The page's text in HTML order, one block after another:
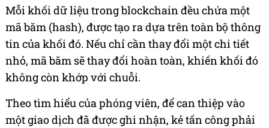
Mỗi khối dữ liệu trong blockchain đều chứa một
mã băm (hash), được tạo ra dựa trên toàn bộ thông
tin của khối đó. Nếu chỉ cần thay đổi một chi tiết
nhỏ, mã băm sẽ thay đổi hoàn toàn, khiến khối đó
không còn khớp với chuỗi.
Theo tìm hiểu của phóng viên, để can thiệp vào
một giao dịch đã được ghi nhận, kẻ tấn công phải